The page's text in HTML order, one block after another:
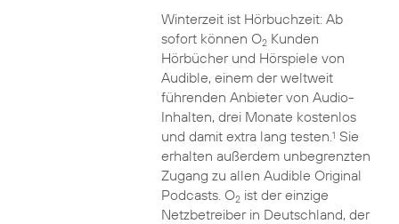
Winterzeit ist Hörbuchzeit: Ab
sofort können O2Kunden
Hörbücher und Hörspiele von
Audible, einem der weltweit
führenden Anbieter von Audio-
Inhalten, drei Monate kostenlos
und damit extra lang testen.1 Sie
erhalten außerdem unbegrenzten
Zugang zu allen Audible Original
Podcasts. O2ist der einzige
Netzbetreiber in Deutschland, der